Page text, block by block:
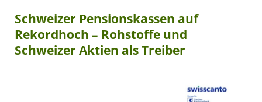
Schweizer Pensionskassen auf
Rekordhoch – Rohstoffe und
Schweizer Aktien als Treiber